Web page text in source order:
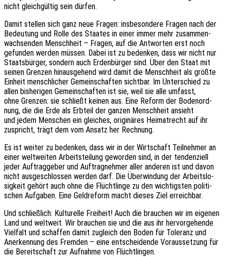
nicht gleich­gül­tig sein dürfen.
Damit stel­len sich ganz neue Fragen: insbe­son­de­re Fragen nach der
Bedeu­tung und Rolle des Staa­tes in einer immer mehr zusam­men­
wach­sen­den Mensch­heit – Fragen, auf die Antwor­ten erst noch
gefun­den werden müssen. Dabei ist zu beden­ken, dass wir nicht nur
Staats­bür­ger, sondern auch Erden­bür­ger sind. Über den Staat mit
seinen Gren­zen hinaus­ge­hend wird damit die Mensch­heit als größte
Einheit mensch­li­cher Gemein­schaf­ten sicht­bar. Im Unter­schied zu
allen bishe­ri­gen Gemein­schaf­ten ist sie, weil sie alle umfasst,
ohne Gren­zen: sie schließt keinen aus. Eine Reform der Boden­ord­
nung, die die Erde als Erbteil der ganzen Mensch­heit ansieht
und jedem Menschen ein glei­ches, origi­nä­res Heimat­recht auf ihr
zuspricht, trägt dem vom Ansatz her Rechnung.
Es ist weiter zu beden­ken, dass wir in der Wirt­schaft Teil­neh­mer an
einer welt­wei­ten Arbeits­tei­lung gewor­den sind, in der tenden­zi­ell
jeder Auftrag­ge­ber und Auftrag­neh­mer aller ande­ren ist und davon
nicht ausge­schlos­sen werden darf. Die Über­win­dung der Arbeits­lo­
sig­keit gehört auch ohne die Flücht­lin­ge zu den wich­tigs­ten poli­ti­
schen Aufga­ben. Eine Geld­re­form macht dieses Ziel erreichbar.
Und schließ­lich: Kultu­rel­le Frei­heit! Auch die brau­chen wir im eige­nen
Land und welt­weit. Wir brau­chen sie und die aus ihr hervor­ge­hen­de
Viel­falt und schaf­fen damit zugleich den Boden für Tole­ranz und
Aner­ken­nung des Frem­den – eine entschei­den­de Voraus­set­zung für
die Bereit­schaft zur Aufnah­me von Flüchtlingen.